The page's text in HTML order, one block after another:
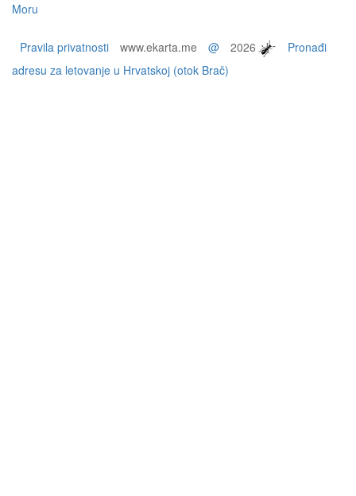
Moru
Pravila privatnosti www.ekarta.me @ 2026
Pronađi
adresu za letovanje u Hrvatskoj (otok Brač)